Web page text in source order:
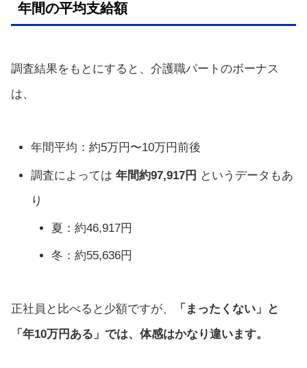
年間の平均支給額
調査結果をもとにすると、介護職パートのボーナス
は、
年間平均：約5万円〜10万円前後
調査によっては年間約97,917円 というデータもあ
り
夏：約46,917円
冬：約55,636円
正社員と比べると少額ですが、
「まったくない」と
「年10万円ある」では、体感はかなり違います。